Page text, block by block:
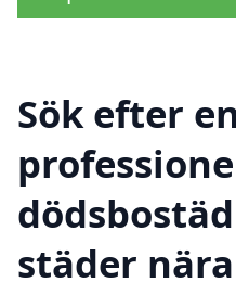
Sök efter
städer